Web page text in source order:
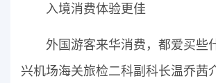
入境消费体验更佳
外国游客来华消费，都爱买些
兴机场海关旅检二科副科长温乔茜